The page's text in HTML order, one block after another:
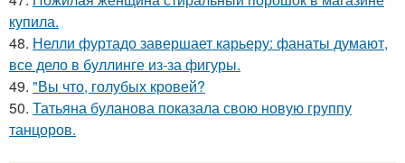
купила.
48. Нелли фуртадо завершает карьеру: фанаты думают,
все дело в буллинге из-за фигуры.
49. "Вы что, голубых кровей?
50. Татьяна буланова показала свою новую группу
танцоров.